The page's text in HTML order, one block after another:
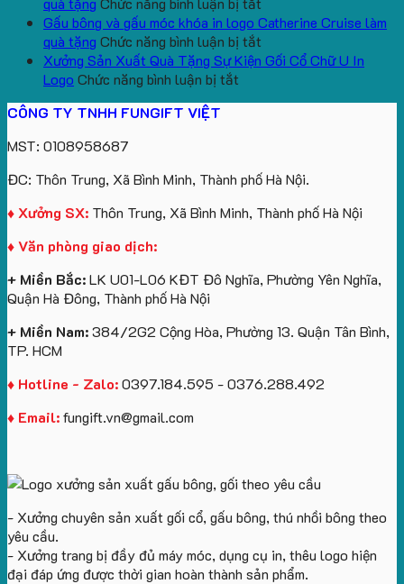
Sinh
Viên
Quà
Tặng
Công
số
lượng
lớn
logo
ô
tô
số
lượng
theo
yêu
cầu
kèm
túi
giấy
in
Vinhomes
Sản
gấu
logo
Future
Group
Gấu bông và gấu móc khóa in logo Catherine Cruise làm
quà tặng Chức năng bình luận bị tắt
Gấu
in
logo
Catherine
tặng
Xưởng Sản Xuất Quà Tặng Sự Kiện Gối Cổ Chữ U In
Logo Chức năng bình luận bị tắt
Tặng
Sự
Kiện
U
Logo
CÔNG TY TNHH FUNGIFT VIỆT
MST: 0108958687
ĐC: Thôn Trung, Xã Bình Minh, Thành phố Hà Nội.
♦ Xưởng SX: Thôn Trung, Xã Bình Minh, Thành phố Hà Nội
♦ Văn phòng giao dịch:
+ Miền Bắc:LK U01-L06 KĐT Đô Nghĩa, Phường Yên Nghĩa,
Quận Hà Đông, Thành phố Hà Nội
+ Miền Nam:384/2G2 Cộng Hòa, Phường 13. Quận Tân Bình,
TP. HCM
♦ Hotline - Zalo:0397.184.595 - 0376.288.492
♦ Email:fungift.vn@gmail.com
- Xưởng chuyên sản xuất gối cổ, gấu bông, thú nhồi bông theo
yêu cầu.
- Xưởng trang bị đầy đủ máy móc, dụng cụ in, thêu logo hiện
đại đáp ứng được thời gian hoàn thành sản phẩm.